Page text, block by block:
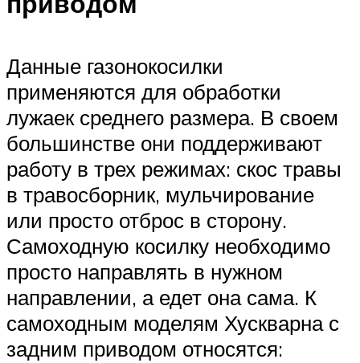
Данные газонокосилки
применяются для обработки
лужаек среднего размера. В своем
большинстве они поддерживают
работу в трех режимах: скос травы
в травосборник, мульчирование
или просто отброс в сторону.
Самоходную косилку необходимо
просто направлять в нужном
направлении, а едет она сама. К
самоходным моделям Хускварна с
задним приводом относятся: